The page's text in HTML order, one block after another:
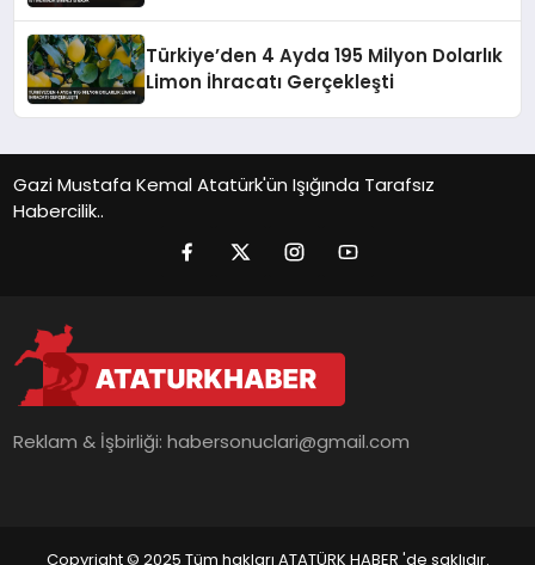
Türkiye’den 4 Ayda 195 Milyon Dolarlık
Limon İhracatı Gerçekleşti
Gazi Mustafa Kemal Atatürk'ün Işığında Tarafsız
Habercilik..
Reklam & İşbirliği:habersonuclari@gmail.com
Copyright © 2025 Tüm hakları ATATÜRK HABER 'de saklıdır.